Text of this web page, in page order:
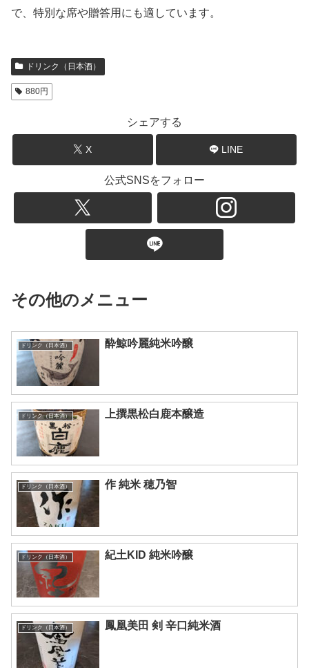
で、特別な席や贈答用にも適しています。
ドリンク（日本酒）
880円
シェアする
X LINE
公式SNSをフォロー
その他のメニュー
ドリンク（日本酒） 酔鯨吟麗純米吟醸
ドリンク（日本酒） 上撰黒松白鹿本醸造
ドリンク（日本酒） 作 純米 穂乃智
ドリンク（日本酒） 紀土KID 純米吟醸
ドリンク（日本酒） 鳳凰美田 剣 辛口純米酒